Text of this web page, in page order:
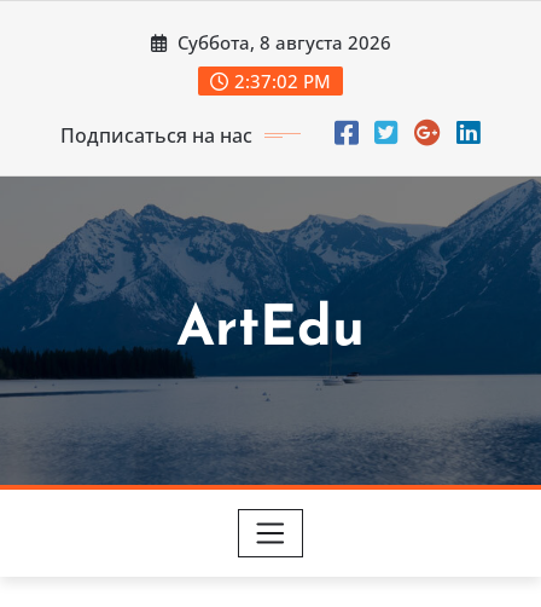
Суббота, 8 августа 2026
2:37:04 PM
Подписаться на нас
ArtEdu